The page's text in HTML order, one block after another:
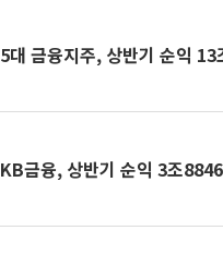
5대 금융지주, 상반기 순익
KB금융, 상반기 순익 3조